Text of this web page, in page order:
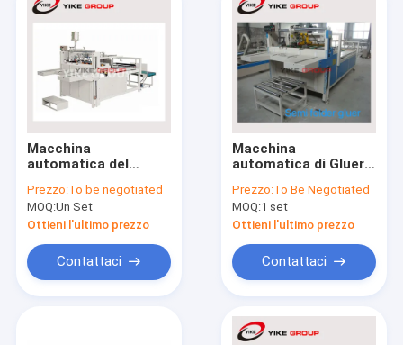
Macchina
automatica del
cartone dei semi di
YK -2400, cartella
elettrica e macchina
di Gluer
Prezzo:To be negotiated
MOQ:Un Set
Ottieni l'ultimo prezzo
Contattaci
Macchina
automatica di Gluer
cartone dei semi
Prezzo:To Be Negotiated
MOQ:1 set
Ottieni l'ultimo prezzo
Contattaci